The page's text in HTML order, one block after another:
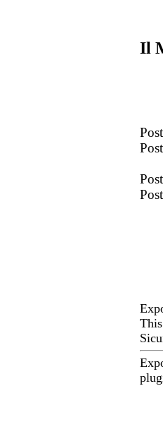
Il